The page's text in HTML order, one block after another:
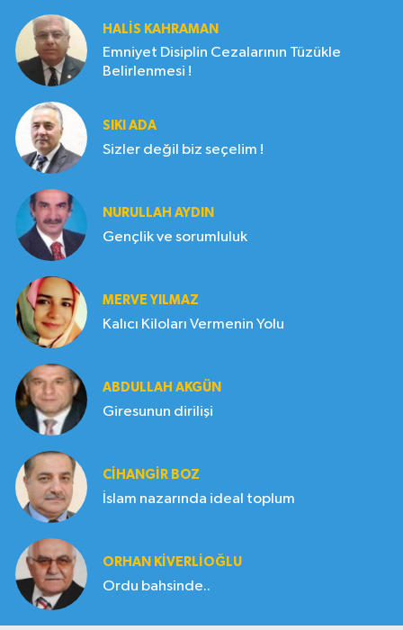
HALIS KAHRAMAN
Emniyet Disiplin Cezalarının Tüzükle
Belirlenmesi !
SIKI ADA
Sizler değil biz seçelim !
NURULLAH AYDIN
Gençlik ve sorumluluk
MERVE YILMAZ
Kalıcı Kiloları Vermenin Yolu
ABDULLAH AKGÜN
Giresunun dirilişi
CIHANGIR BOZ
İslam nazarında ideal toplum
ORHAN KIVERLIOĞLU
Ordu bahsinde..